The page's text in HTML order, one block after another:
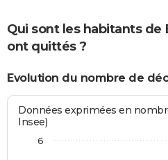
Qui sont les habitants de
ont quittés ?
Evolution du nombre de
Données exprimées en
Insee)
6